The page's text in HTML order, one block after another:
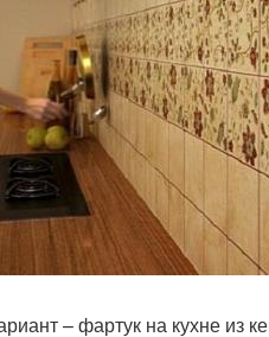
– фартук на кухне из